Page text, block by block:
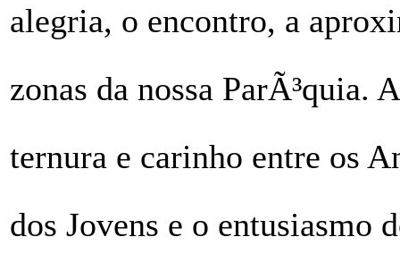
alegria, o encontro, a
zonas da nossa ParÃ³quia.
ternura e carinho entre os
dos Jovens e o entusiasmo